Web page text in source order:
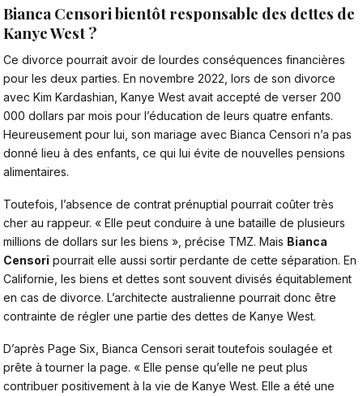
Bianca Censori bientôt responsable des dettes de
Kanye West ?
Ce divorce pourrait avoir de lourdes conséquences financières
pour les deux parties. En novembre 2022, lors de son divorce
avec Kim Kardashian, Kanye West avait accepté de verser 200
000 dollars par mois pour l’éducation de leurs quatre enfants.
Heureusement pour lui, son mariage avec Bianca Censori n’a pas
donné lieu à des enfants, ce qui lui évite de nouvelles pensions
alimentaires.
Toutefois, l’absence de contrat prénuptial pourrait coûter très
cher au rappeur. « Elle peut conduire à une bataille de plusieurs
millions de dollars sur les biens », précise TMZ. Mais Bianca
Censori pourrait elle aussi sortir perdante de cette séparation. En
Californie, les biens et dettes sont souvent divisés équitablement
en cas de divorce. L’architecte australienne pourrait donc être
contrainte de régler une partie des dettes de Kanye West.
D’après Page Six, Bianca Censori serait toutefois soulagée et
prête à tourner la page. « Elle pense qu’elle ne peut plus
contribuer positivement à la vie de Kanye West. Elle a été une